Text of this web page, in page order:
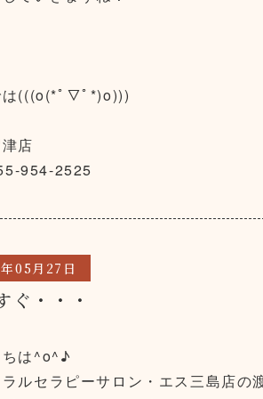
は(((o(*ﾟ▽ﾟ*)o)))
店
954-2525
05月27日
ぐ・・・
ちは^o^♪
ルセラピーサロン・エス三島店の